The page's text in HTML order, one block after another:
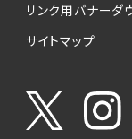
リンク用バナーダ
サイトマップ